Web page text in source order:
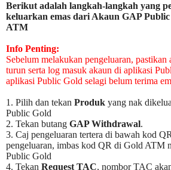
Berikut adalah langkah-langkah yang
keluarkan emas dari Akaun GAP
ATM
Info Penting:
Sebelum melakukan pengeluaran, pastikan
turun serta log masuk akaun di aplikasi
aplikasi Public Gold selagi belum terima
1. Pilih dan tekan Produk yang nak
Public Gold
2. Tekan butang GAP Withdrawal.
3. Caj pengeluaran tertera di bawah kod
pengeluaran, imbas kod QR di Gold ATM
Public Gold
4. Tekan Request TAC, nombor TAC